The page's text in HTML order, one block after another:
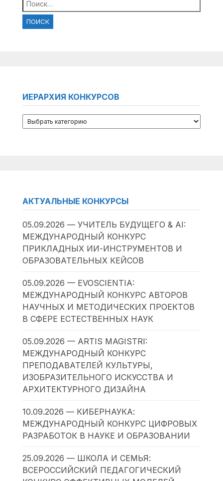
ИЕРАРХИЯ КОНКУРСОВ
АКТУАЛЬНЫЕ КОНКУРСЫ
05.09.2026 — УЧИТЕЛЬ БУДУЩЕГО & AI:
МЕЖДУНАРОДНЫЙ КОНКУРС
ПРИКЛАДНЫХ ИИ-ИНСТРУМЕНТОВ И
ОБРАЗОВАТЕЛЬНЫХ КЕЙСОВ
05.09.2026 — EVOSCIENTIA:
МЕЖДУНАРОДНЫЙ КОНКУРС АВТОРОВ
НАУЧНЫХ И МЕТОДИЧЕСКИХ ПРОЕКТОВ
В СФЕРЕ ЕСТЕСТВЕННЫХ НАУК
05.09.2026 — ARTIS MAGISTRI:
МЕЖДУНАРОДНЫЙ КОНКУРС
ПРЕПОДАВАТЕЛЕЙ КУЛЬТУРЫ,
ИЗОБРАЗИТЕЛЬНОГО ИСКУССТВА И
АРХИТЕКТУРНОГО ДИЗАЙНА
10.09.2026 — КИБЕРНАУКА:
МЕЖДУНАРОДНЫЙ КОНКУРС ЦИФРОВЫХ
РАЗРАБОТОК В НАУКЕ И ОБРАЗОВАНИИ
25.09.2026 — ШКОЛА И СЕМЬЯ:
ВСЕРОССИЙСКИЙ ПЕДАГОГИЧЕСКИЙ